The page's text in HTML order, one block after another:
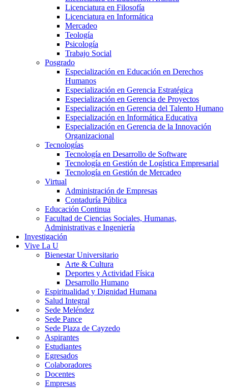
Licenciatura en Filosofía
Licenciatura en Informática
Mercadeo
Teología
Psicología
Trabajo Social
Posgrado
Especialización en Educación en Derechos
Humanos
Especialización en Gerencia Estratégica
Especialización en Gerencia de Proyectos
Especialización en Gerencia del Talento Humano
Especialización en Informática Educativa
Especialización en Gerencia de la Innovación
Organizacional
Tecnologías
Tecnología en Desarrollo de Software
Tecnología en Gestión de Logística Empresarial
Tecnología en Gestión de Mercadeo
Virtual
Administración de Empresas
Contaduría Pública
Educación Continua
Facultad de Ciencias Sociales, Humanas,
Administrativas e Ingeniería
Investigación
Vive La U
Bienestar Universitario
Arte & Cultura
Deportes y Actividad Física
Desarrollo Humano
Espiritualidad y Dignidad Humana
Salud Integral
Sede Meléndez
Sede Pance
Sede Plaza de Cayzedo
Aspirantes
Estudiantes
Egresados
Colaboradores
Docentes
Empresas